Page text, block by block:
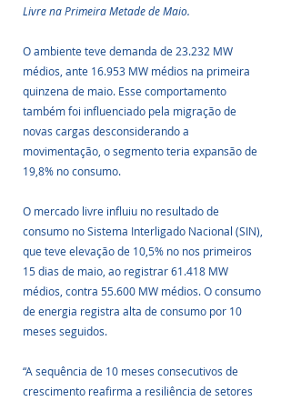
Livre na Primeira Metade de Maio.
O ambiente teve demanda de 23.232 MW
médios, ante 16.953 MW médios na primeira
quinzena de maio. Esse comportamento
também foi influenciado pela migração de
novas cargas desconsiderando a
movimentação, o segmento teria expansão de
19,8% no consumo.
O mercado livre influiu no resultado de
consumo no Sistema Interligado Nacional (SIN),
que teve elevação de 10,5% no nos primeiros
15 dias de maio, ao registrar 61.418 MW
médios, contra 55.600 MW médios. O consumo
de energia registra alta de consumo por 10
meses seguidos.
“A sequência de 10 meses consecutivos de
crescimento reafirma a resiliência de setores